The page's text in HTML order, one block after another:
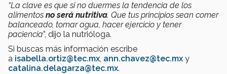
“La clave es que si no duermes la tendencia de los
alimentos no será nutritiva. Que tus principios sean comer
balanceado, tomar agua, hacer ejercicio y tener
paciencia”, dijo la nutrióloga.
Si buscas más información escribe
a isabella.ortiz@tec.mx, ann.chavez@tec.mx y
catalina.delagarza@tec.mx.